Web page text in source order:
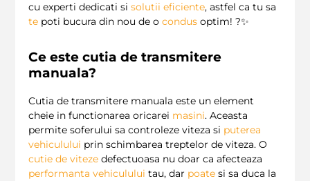
cu experti dedicati si solutii eficiente, astfel ca tu sa
te poti bucura din nou de o condus optim! ?✨
Ce este cutia de transmitere
manuala?
Cutia de transmitere manuala este un element
cheie in functionarea oricarei masini. Aceasta
permite soferului sa controleze viteza si puterea
vehiculului prin schimbarea treptelor de viteza. O
cutie de viteze defectuoasa nu doar ca afecteaza
performanta vehiculului tau, dar poate si sa duca la